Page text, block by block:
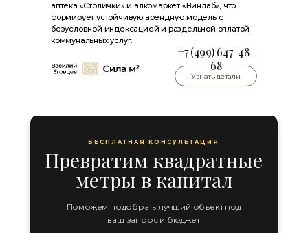
Узнать детали
аптека «Столички» и алкомаркет «Винлаб», что
формирует устойчивую арендную модель с
безусловной индексацией и раздельной оплатой
коммунальных услуг.
+7 (499) 647-48-
68
Поможем подобрать лучший объект под
ваш запрос и бюджет
БЕСПЛАТНАЯ КОНСУЛЬТАЦИЯ
Превратим квадратные
метры в капитал